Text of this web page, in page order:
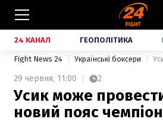
24 КАНАЛ ГЕОПОЛІТИКА
Fight News 24 Українські боксери
29 червня, 11:00 2
Усик може
новий пояс